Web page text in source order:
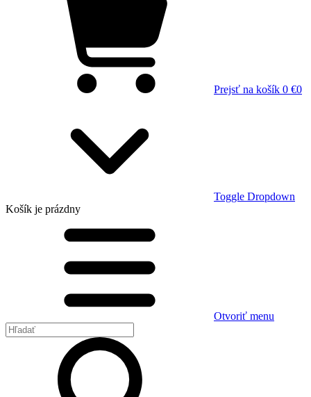
Prejsť na košík 0 €0
Toggle Dropdown
Košík je prázdny
Otvoriť menu